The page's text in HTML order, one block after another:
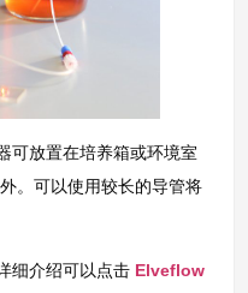
可放置在培养箱或环境室
。可以使用较长的导管将
细介绍可以点击 Elveflow